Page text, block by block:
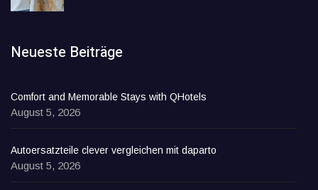
Neueste Beiträge
Comfort and Memorable Stays with QHotels
August 5, 2026
Autoersatzteile clever vergleichen mit daparto
August 5, 2026